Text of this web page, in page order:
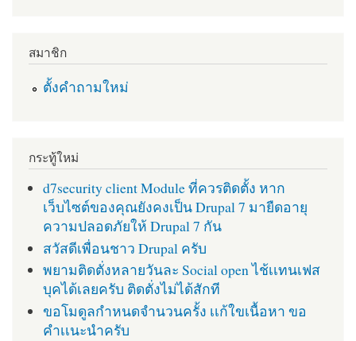
สมาชิก
ตั้งคำถามใหม่
กระทู้ใหม่
d7security client Module ที่ควรติดตั้ง หาก
เว็บไซต์ของคุณยังคงเป็น Drupal 7 มายืดอายุ
ความปลอดภัยให้ Drupal 7 กัน
สวัสดีเพื่อนชาว Drupal ครับ
พยามติดตั่งหลายวันละ Social open ไช้เเทนเฟส
บุคได้เลยครับ ติดตั่งไม่ได้สักที
ขอโมดูลกำหนดจำนวนครั้ง เเก้ใขเนื้อหา ขอ
คำเเนะนำครับ